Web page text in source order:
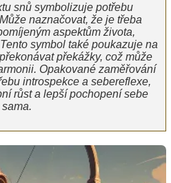
snů symbolizuje potřebu
naznačovat, že je třeba
aspektům života,
symbol také poukazuje na
překážky, což může
Opakované zaměřování
introspekce a sebereflexe,
růst a lepší pochopení sebe
sama.